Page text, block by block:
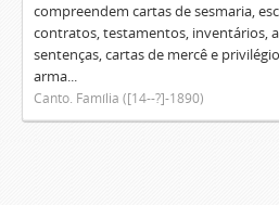
compreendem cartas de sesmaria,
contratos, testamentos, inventários,
sentenças, cartas de mercê e
arma...
Canto. Família ([14--?]-1890)